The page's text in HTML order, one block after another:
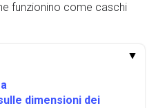
funzionino come caschi
▼
dimensioni dei